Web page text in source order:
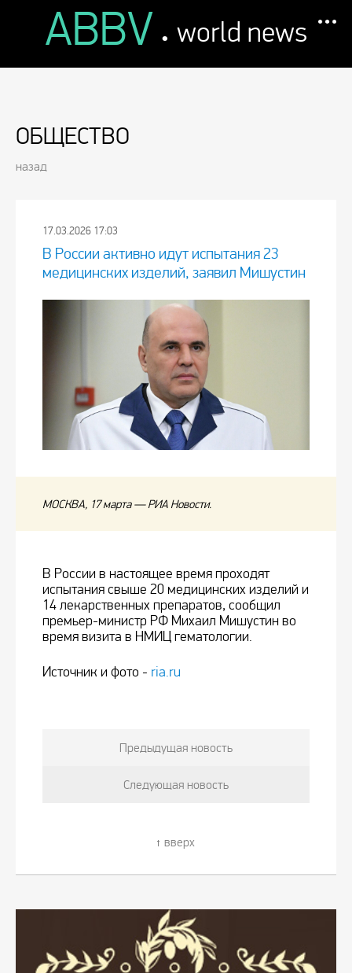
ABBV . world news
ОБЩЕСТВО
назад
17.03.2026 17:03
В России активно идут испытания 23
медицинских изделий, заявил Мишустин
МОСКВА, 17 марта — РИА Новости.
В России в настоящее время проходят
испытания свыше 20 медицинских изделий и
14 лекарственных препаратов, сообщил
премьер-министр РФ Михаил Мишустин во
время визита в НМИЦ гематологии.
Источник и фото - ria.ru
Предыдущая новость
Следующая новость
вверх